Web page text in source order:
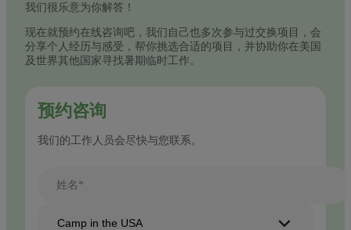
我们很乐意为你解答！
现在就预约在线咨询吧，我们自己也多次参与过交换项目，会
分享个人经历与感受，帮你挑选合适的项目，并协助你在美国
及世界其他国家寻找暑期临时工作。
预约咨询
我们的工作人员会尽快与您联系。
姓名*
Camp in the USA